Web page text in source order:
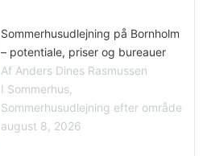
Sommerhusudlejning på Bornholm
– potentiale, priser og bureauer
Af Anders Dines Rasmussen
I Sommerhus,
Sommerhusudlejning efter område
august 8, 2026